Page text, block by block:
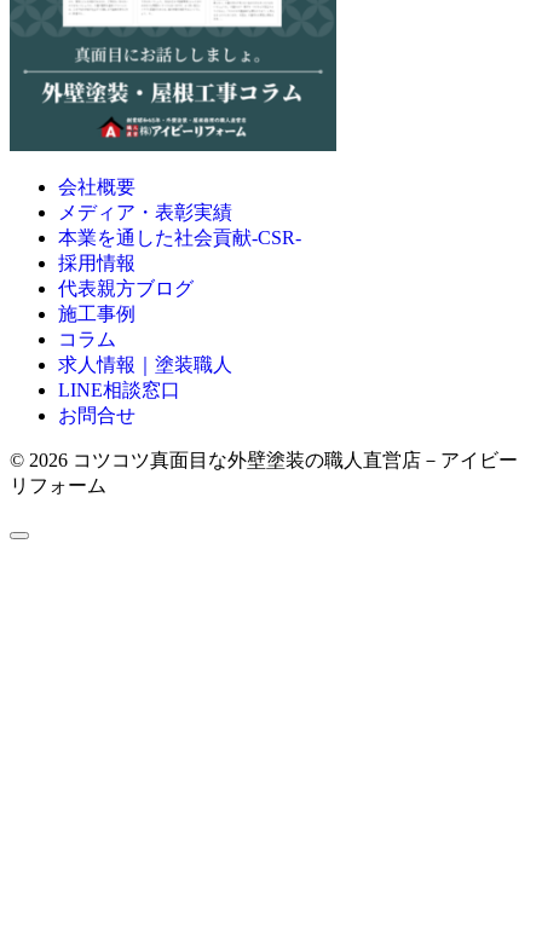
会社概要
メディア・表彰実績
本業を通した社会貢献-CSR-
採用情報
代表親方ブログ
施工事例
コラム
求人情報｜塗装職人
LINE相談窓口
お問合せ
© 2026 コツコツ真面目な外壁塗装の職人直営店－アイビー
リフォーム